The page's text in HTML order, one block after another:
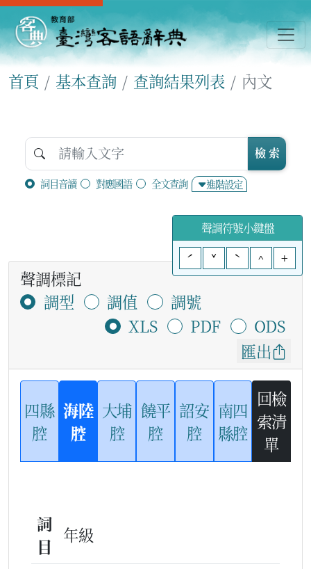
首頁 基本查詢 查詢結果列表 內文
詞目音讀 對應國語 全文查詢 進階設定
檢 索
聲調符號小鍵盤
ˊ
ˇ ˋ ^ +
聲調標記
調型
調值
調號
XLS
PDF
ODS
匯出
四縣
腔
海陸
腔
大埔
腔
饒平
腔
詔安
腔
南四
縣腔
回檢
索清
單
詞
目
年級